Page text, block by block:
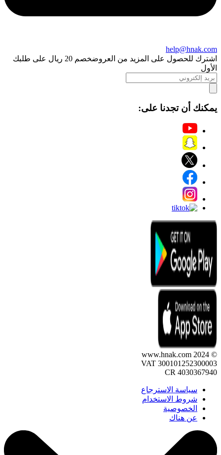
help@hnak.com
اشترك للحصول على المزيد من العروض
خصم 20 ريال على طلبك
الأول
يمكنك أن تجدنا على:
© 2024 www.hnak.com
VAT 300101252300003
CR 4030367940
سياسة الاسترجاع
شروط الاستخدام
الخصوصية
عن هناك